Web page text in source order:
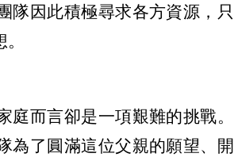
隊因此積極尋求各方資源，
庭而言卻是一項艱難的挑戰
為了圓滿這位父親的願望、